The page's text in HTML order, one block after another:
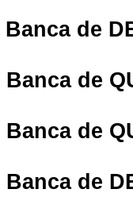
Banca de
Banca de
Banca de
Banca de